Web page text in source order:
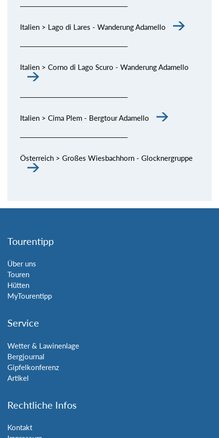
Italien > Lago di Lares - Wanderung Adamello
Italien > Corno di Lago Scuro - Wanderung Adamello
Italien > Cima Plem - Bergtour Adamello
Österreich > Großes Wiesbachhorn - Glocknergruppe
Tourentipp
Über uns
Touren
Hütten
MyTourentipp
Service
Wetter & Lawinenlage
Bergjournal
Gipfelkonferenz
Artikel
Rechtliche Infos
Kontakt